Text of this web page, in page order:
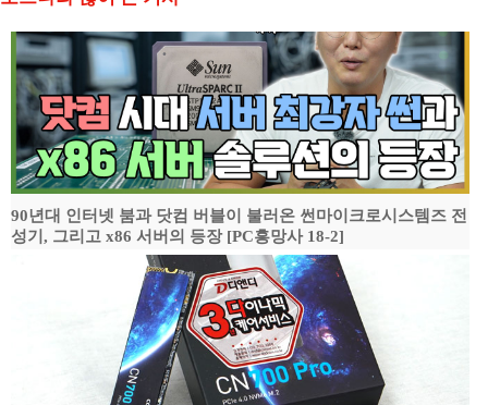
90년대 인터넷 붐과 닷컴 버블이 불러온 썬마이크로시스템즈 전
성기, 그리고 x86 서버의 등장 [PC흥망사 18-2]